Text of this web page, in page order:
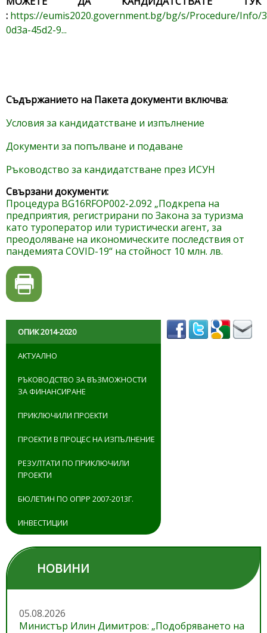
: https://eumis2020.government.bg/bg/s/Procedure/Info/
0d3a-45d2-9...
Съдържанието на Пакета документи включва:
Условия за кандидатстване и изпълнение
Документи за попълване и подаване
Ръководство за кандидатстване през ИСУН
Свързани документи:
Процедура BG16RFOP002-2.092 „Подкрепа на
предприятия, регистрирани по Закона за туризма
като туроператор или туристически агент, за
преодоляване на икономическите последствия от
пандемията COVID-19“ на стойност 10 млн. лв.
ОПИК 2014-2020
АКТУАЛНО
РЪКОВОДСТВО ЗА ВЪЗМОЖНОСТИ
ЗА ФИНАНСИРАНЕ
ПРИКЛЮЧИЛИ ПРОЕКТИ
ПРОЕКТИ В ПРОЦЕС НА ИЗПЪЛНЕНИЕ
РЕЗУЛТАТИ ПО ПРИКЛЮЧИЛИ
ПРОЕКТИ
БЮЛЕТИН ПО ОПРР 2007-2013Г.
ИНВЕСТИЦИИ
НОВИНИ
05.08.2026
Министър Илин Димитров: „Подобряването на